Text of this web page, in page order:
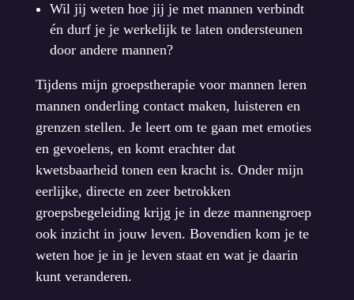
Wil jij weten hoe jij je met mannen verbindt
én durf je je werkelijk te laten ondersteunen
door andere mannen?
Tijdens mijn groepstherapie voor mannen leren
mannen onderling contact maken, luisteren en
grenzen stellen. Je leert om te gaan met emoties
en gevoelens, en komt erachter dat
kwetsbaarheid tonen een kracht is. Onder mijn
eerlijke, directe en zeer betrokken
groepsbegeleiding krijg je in deze mannengroep
ook inzicht in jouw leven. Bovendien kom je te
weten hoe je in je leven staat en wat je daarin
kunt veranderen.